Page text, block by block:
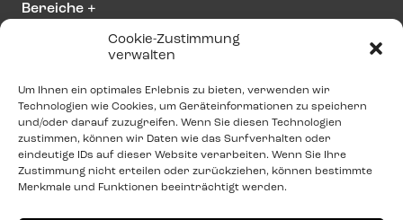
Cookie-Zustimmung
verwalten
Um Ihnen ein optimales Erlebnis zu bieten, verwenden wir
Technologien wie Cookies, um Geräteinformationen zu speichern
und/oder darauf zuzugreifen. Wenn Sie diesen Technologien
zustimmen, können wir Daten wie das Surfverhalten oder
eindeutige IDs auf dieser Website verarbeiten. Wenn Sie Ihre
Zustimmung nicht erteilen oder zurückziehen, können bestimmte
Merkmale und Funktionen beeinträchtigt werden.
Bereiche +
Bitte kontaktieren Sie uns
info@blominteriors.com
+31 (0)515 33 41 00